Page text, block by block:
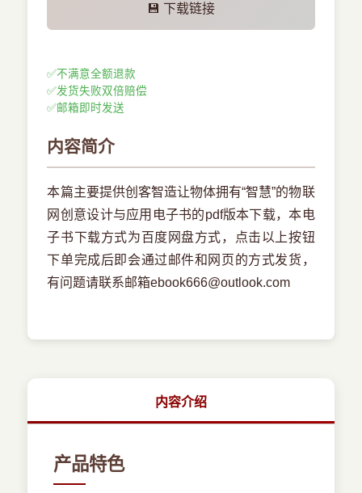
💾 下载链接
✅不满意全额退款
✅发货失败双倍赔偿
✅邮箱即时发送
内容简介
本篇主要提供创客智造让物体拥有“智慧”的物联
网创意设计与应用电子书的pdf版本下载，本电
子书下载方式为百度网盘方式，点击以上按钮
下单完成后即会通过邮件和网页的方式发货，
有问题请联系邮箱ebook666@outlook.com
内容介绍
产品特色